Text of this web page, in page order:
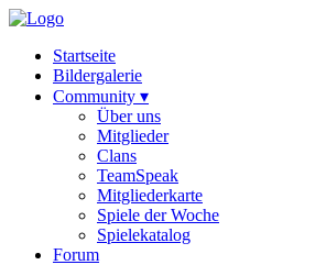
Startseite
Bildergalerie
Community ▾
Über uns
Mitglieder
Clans
TeamSpeak
Mitgliederkarte
Spiele der Woche
Spielekatalog
Forum